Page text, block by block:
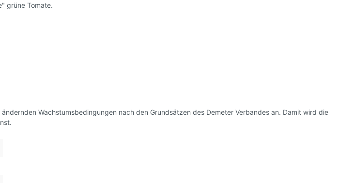
grüne Tomate.
Wachstumsbedingungen nach den Grundsätzen des Demeter Verbandes an. Damit wird die